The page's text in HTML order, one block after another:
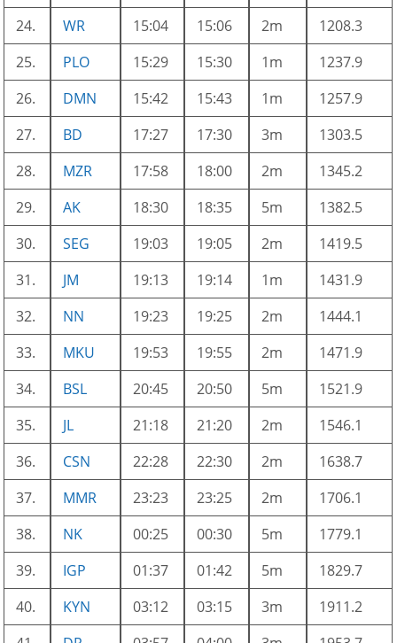
24.
WR 15:04 15:06 2m
1208.3
25.
PLO 15:29 15:30 1m
1237.9
26.
DMN 15:42 15:43 1m
1257.9
27.
BD 17:27 17:30 3m
1303.5
28.
MZR 17:58 18:00 2m
1345.2
29.
AK 18:30 18:35 5m
1382.5
30.
SEG 19:03 19:05 2m
1419.5
31.
JM 19:13 19:14 1m
1431.9
32.
NN 19:23 19:25 2m
1444.1
33.
MKU 19:53 19:55 2m
1471.9
34.
BSL 20:45 20:50 5m
1521.9
35.
JL 21:18 21:20 2m
1546.1
36.
CSN 22:28 22:30 2m
1638.7
37.
MMR 23:23 23:25 2m
1706.1
38.
NK 00:25 00:30 5m
1779.1
39.
IGP 01:37 01:42 5m
1829.7
40.
KYN 03:12 03:15 3m
1911.2